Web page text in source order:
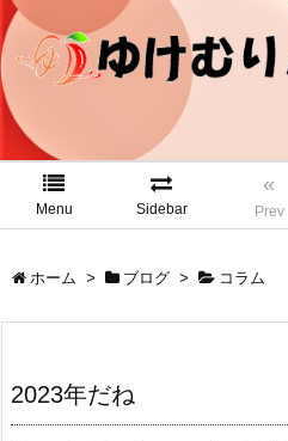
Menu Sidebar
«
Prev
ホーム > ブログ > コラム
2023年だね